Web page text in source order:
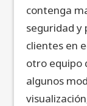
contenga
seguridad y
clientes en
otro equipo
algunos